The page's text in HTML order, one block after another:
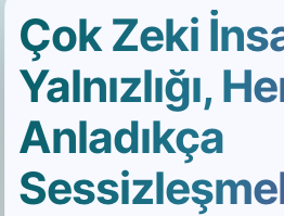
Çok Zeki
Yalnızlığı,
Anladıkça